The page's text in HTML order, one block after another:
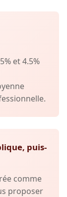
et 4.5%
puis-
comme
proposer